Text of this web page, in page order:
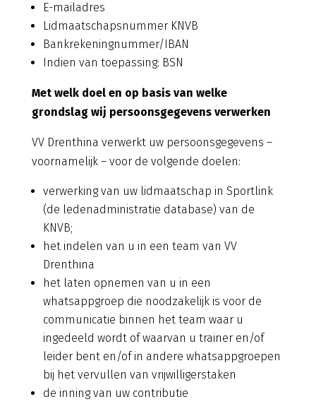
E-mailadres
Lidmaatschapsnummer KNVB
Bankrekeningnummer/IBAN
Indien van toepassing: BSN
Met welk doel en op basis van welke
grondslag wij persoonsgegevens verwerken
VV Drenthina verwerkt uw persoonsgegevens –
voornamelijk – voor de volgende doelen:
verwerking van uw lidmaatschap in Sportlink
(de ledenadministratie database) van de
KNVB;
het indelen van u in een team van VV
Drenthina
het laten opnemen van u in een
whatsappgroep die noodzakelijk is voor de
communicatie binnen het team waar u
ingedeeld wordt of waarvan u trainer en/of
leider bent en/of in andere whatsappgroepen
bij het vervullen van vrijwilligerstaken
de inning van uw contributie